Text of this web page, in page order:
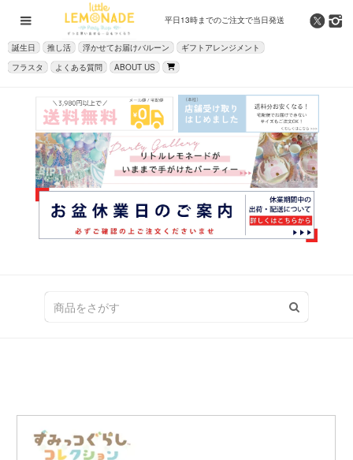
平日13時までのご注文で当日発送
誕生日 推し活 浮かせてお届けバルーン
ギフトアレンジメント
フラスタ
よくある質問 ABOUT US